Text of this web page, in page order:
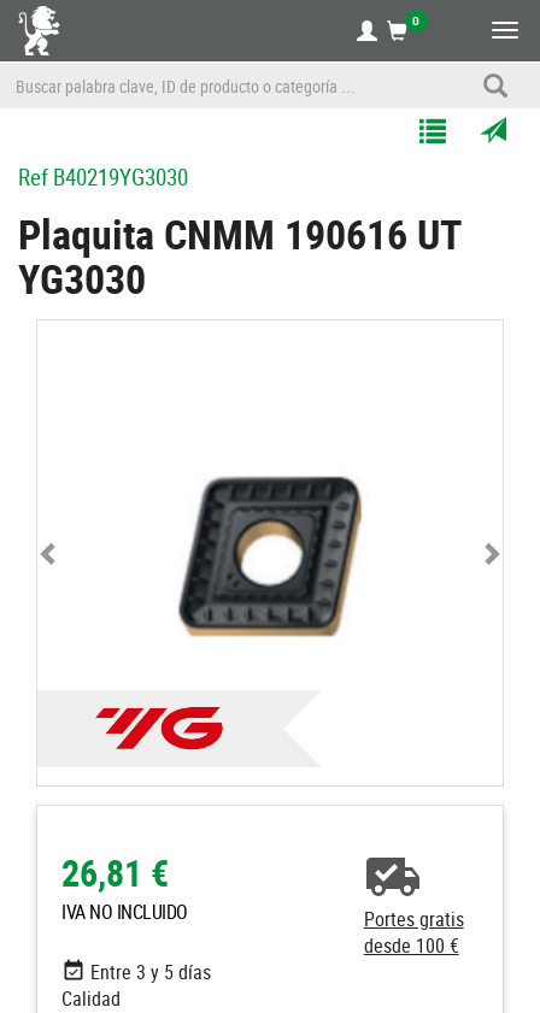
0
RefB40219YG3030
Plaquita CNMM 190616 UT
YG3030
26,81 €
IVA NO INCLUIDO
Portes gratis
desde 100 €
Entre 3 y 5 días
Calidad